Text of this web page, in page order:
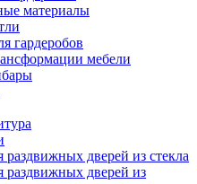
материалы
гардеробов
мебели
дверей из стекла
раздвижных дверей из